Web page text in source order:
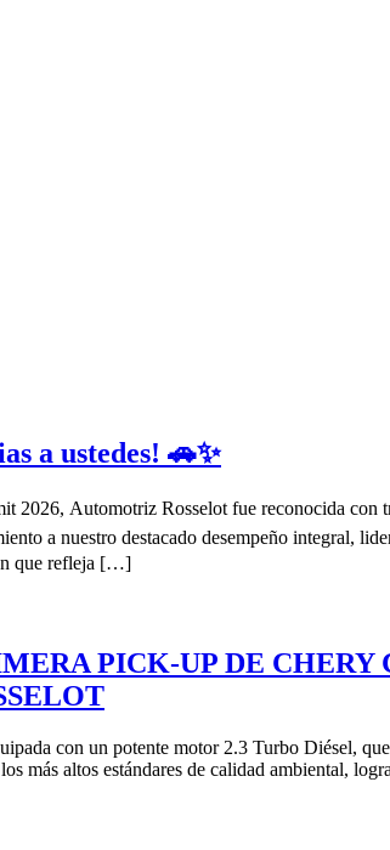
a ustedes! 🚗✨
2026, Automotriz Rosselot fue reconocida
a nuestro destacado desempeño integral,
que refleja […]
PICK-UP DE CHERY
con un potente motor 2.3 Turbo Diésel,
más altos estándares de calidad ambiental,